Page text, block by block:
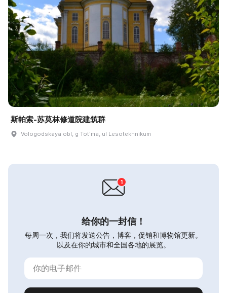
斯帕索-苏莫林修道院建筑群
Vologodskaya obl, g Totʹma, ul Lesotekhnikum
给你的一封信！
每周一次，我们将发送公告，博客，促销和博物馆更新。
以及在你的城市和全国各地的展览。